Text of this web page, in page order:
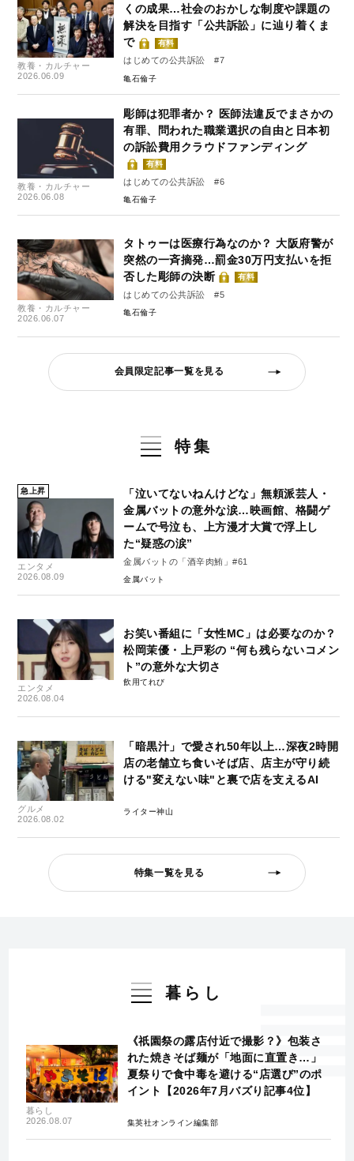
教養・カルチャー
2026.06.09
くの成果…社会のおかしな制度や課題の
解決を目指す「公共訴訟」に辿り着くま
で
有料
はじめての公共訴訟 #7
亀石倫子
教養・カルチャー
2026.06.08
彫師は犯罪者か？ 医師法違反でまさかの
有罪、問われた職業選択の自由と日本初
の訴訟費用クラウドファンディング
有料
はじめての公共訴訟 #6
亀石倫子
教養・カルチャー
2026.06.07
タトゥーは医療行為なのか？ 大阪府警が
突然の一斉摘発…罰金30万円支払いを拒
否した彫師の決断
有料
はじめての公共訴訟 #5
亀石倫子
会員限定記事一覧を見る
特集
急上昇
エンタメ
2026.08.09
「泣いてないねんけどな」無頼派芸人・
金属バットの意外な涙…映画館、格闘ゲ
ームで号泣も、上方漫才大賞で浮上し
た“疑惑の涙”
金属バットの「酒辛肉鮪」#61
金属バット
エンタメ
2026.08.04
お笑い番組に「女性MC」は必要なのか？
松岡茉優・上戸彩の “何も残らないコメン
ト”の意外な大切さ
飲用てれび
グルメ
2026.08.02
「暗黒汁」で愛され50年以上…深夜2時開
店の老舗立ち食いそば店、店主が守り続
ける"変えない味"と裏で店を支えるAI
ライター神山
特集一覧を見る
暮らし
暮らし
2026.08.07
《祇園祭の露店付近で撮影？》包装さ
れた焼きそば麺が「地面に直置き…」
夏祭りで食中毒を避ける“店選び”のポ
イント【2026年7月バズり記事4位】
集英社オンライン編集部